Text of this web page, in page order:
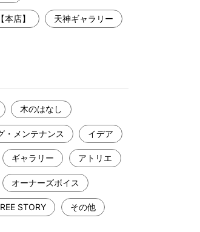
店】 天神ギャラリー
木のはなし
・メンテナンス イデア
ギャラリー アトリエ
オーナーズボイス
STORY その他